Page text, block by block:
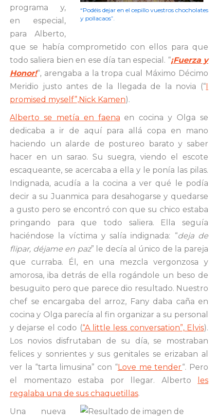
“Podéis dejar en el cepillo vuestros chocholates
y pollacaos”.
programa y,
en especial,
para Alberto,
que se había comprometido con ellos para que
todo saliera bien en ese día tan especial. “¡Fuerza y
Honor!“, arengaba a la tropa cual Máximo Décimo
Meridio justo antes de la llegada de la novia (“I
promised myself”,Nick Kamen).
Alberto se metía en faena en cocina y Olga se
dedicaba a ir de aquí para allá copa en mano
haciendo un alarde de postureo barato y saber
hacer en un sarao. Su suegra, viendo el escote
escaqueante, se acercaba a ella y le ponía las pilas.
Indignada, acudía a la cocina a ver qué le podía
decir a su Juanmica para desahogarse y quedarse
a gusto pero se encontró con que su chico estaba
pringando para que todo saliera. Ella seguía
haciéndose la víctima y salía indignada: “deja de
flipar, déjame en paz” le decía al único de la pareja
que curraba. Él, en una mezcla vergonzosa y
amorosa, iba detrás de ella rogándole un beso de
besuguito pero que parece dio resultado. Nuestro
chef se encargaba del arroz, Fany daba caña en
cocina y Olga parecía al fin organizar a su personal
y dejarse el codo (“A little less conversation”, Elvis).
Los novios disfrutaban de su día, se mostraban
felices y sonrientes y sus genitales se erizaban al
ver la “tarta limusina” con “Love me tender“. Pero
el momentazo estaba por llegar. Alberto
les
regalaba una de sus chaquetillas.
Una nueva